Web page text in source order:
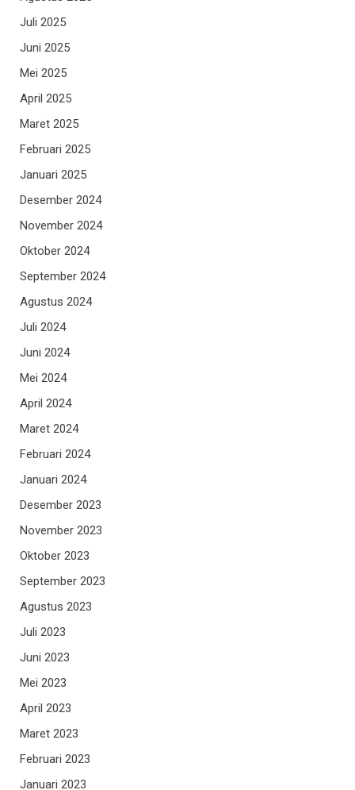
Juli 2025
Juni 2025
Mei 2025
April 2025
Maret 2025
Februari 2025
Januari 2025
Desember 2024
November 2024
Oktober 2024
September 2024
Agustus 2024
Juli 2024
Juni 2024
Mei 2024
April 2024
Maret 2024
Februari 2024
Januari 2024
Desember 2023
November 2023
Oktober 2023
September 2023
Agustus 2023
Juli 2023
Juni 2023
Mei 2023
April 2023
Maret 2023
Februari 2023
Januari 2023